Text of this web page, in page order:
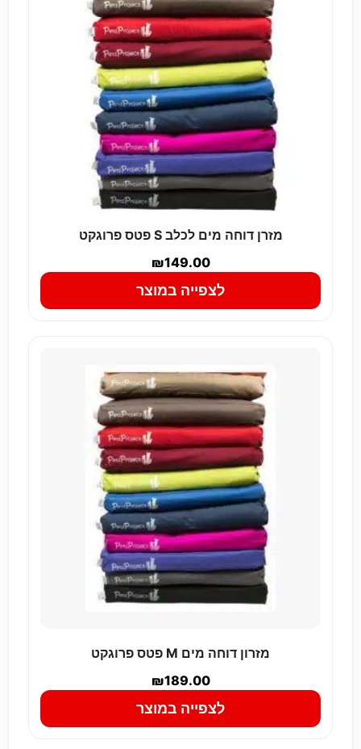
מזרן דוחה מים לכלב S פטס פרוגקט
₪149.00
לצפייה במוצר
מזרון דוחה מים M פטס פרוגקט
₪189.00
לצפייה במוצר